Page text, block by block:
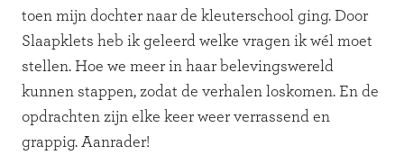
toen mijn dochter naar de kleuterschool ging. Door
Slaapklets heb ik geleerd welke vragen ik wél moet
stellen. Hoe we meer in haar belevingswereld
kunnen stappen, zodat de verhalen loskomen. En de
opdrachten zijn elke keer weer verrassend en
grappig. Aanrader!